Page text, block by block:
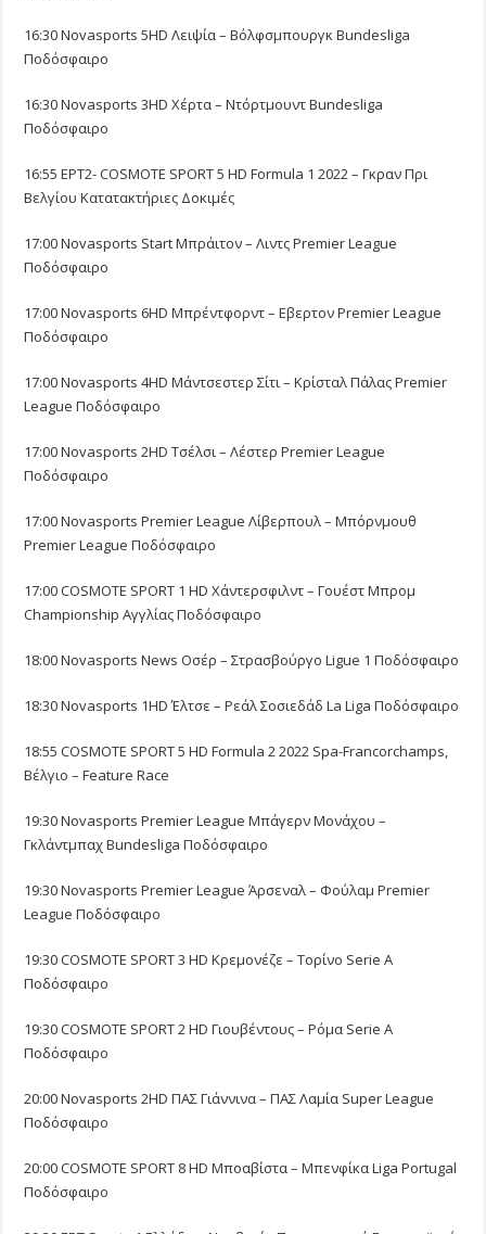
16:30 Novasports 5HD Λειψία – Βόλφσμπουργκ Bundesliga
Ποδόσφαιρο
16:30 Novasports 3HD Χέρτα – Ντόρτμουντ Bundesliga
Ποδόσφαιρο
16:55 ΕΡΤ2- COSMOTE SPORT 5 HD Formula 1 2022 – Γκραν Πρι
Βελγίου Κατατακτήριες Δοκιμές
17:00 Novasports Start Μπράιτον – Λιντς Premier League
Ποδόσφαιρο
17:00 Novasports 6HD Μπρέντφορντ – Εβερτον Premier League
Ποδόσφαιρο
17:00 Novasports 4HD Μάντσεστερ Σίτι – Κρίσταλ Πάλας Premier
League Ποδόσφαιρο
17:00 Novasports 2HD Τσέλσι – Λέστερ Premier League
Ποδόσφαιρο
17:00 Novasports Premier League Λίβερπουλ – Μπόρνμουθ
Premier League Ποδόσφαιρο
17:00 COSMOTE SPORT 1 HD Χάντερσφιλντ – Γουέστ Μπρομ
Championship Αγγλίας Ποδόσφαιρο
18:00 Novasports News Οσέρ – Στρασβούργο Ligue 1 Ποδόσφαιρο
18:30 Novasports 1HD Έλτσε – Ρεάλ Σοσιεδάδ La Liga Ποδόσφαιρο
18:55 COSMOTE SPORT 5 HD Formula 2 2022 Spa-Francorchamps,
Βέλγιο – Feature Race
19:30 Novasports Premier League Μπάγερν Μονάχου –
Γκλάντμπαχ Bundesliga Ποδόσφαιρο
19:30 Novasports Premier League Άρσεναλ – Φούλαμ Premier
League Ποδόσφαιρο
19:30 COSMOTE SPORT 3 HD Κρεμονέζε – Τορίνο Serie A
Ποδόσφαιρο
19:30 COSMOTE SPORT 2 HD Γιουβέντους – Ρόμα Serie A
Ποδόσφαιρο
20:00 Novasports 2HD ΠΑΣ Γιάννινα – ΠΑΣ Λαμία Super League
Ποδόσφαιρο
20:00 COSMOTE SPORT 8 HD Μποαβίστα – Μπενφίκα Liga Portugal
Ποδόσφαιρο